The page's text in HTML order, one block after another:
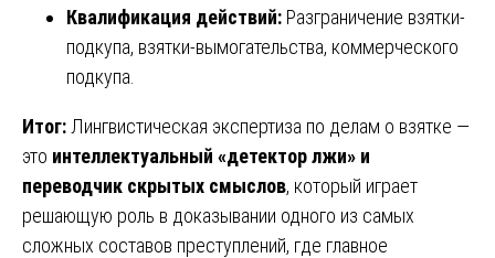
Квалификация действий: Разграничение взятки-
подкупа, взятки-вымогательства, коммерческого
подкупа.
Итог: Лингвистическая экспертиза по делам о взятке —
это интеллектуальный «детектор лжи» и
переводчик скрытых смыслов, который играет
решающую роль в доказывании одного из самых
сложных составов преступлений, где главное